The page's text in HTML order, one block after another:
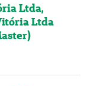
Ltda,
Ltda